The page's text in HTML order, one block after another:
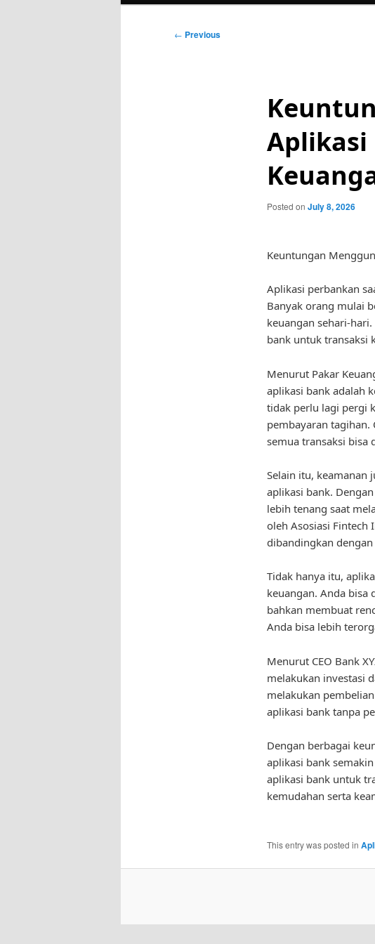
Post
← Previous
Aplikasi
Posted on July 8, 2026
Keuntungan
Aplikasi perbankan
Banyak orang mulai
keuangan sehari-
bank untuk transaksi
Menurut Pakar
aplikasi bank adalah
tidak perlu lagi pergi
pembayaran tagihan.
semua transaksi bisa
Selain itu, keamanan
aplikasi bank.
lebih tenang saat
oleh Asosiasi Fintech
dibandingkan
Tidak hanya itu,
keuangan. Anda bisa
bahkan membuat
Anda bisa lebih
Menurut CEO Bank
melakukan investasi
melakukan
aplikasi bank tanpa
Dengan berbagai
aplikasi bank
aplikasi bank untuk
kemudahan serta
This entry was posted in